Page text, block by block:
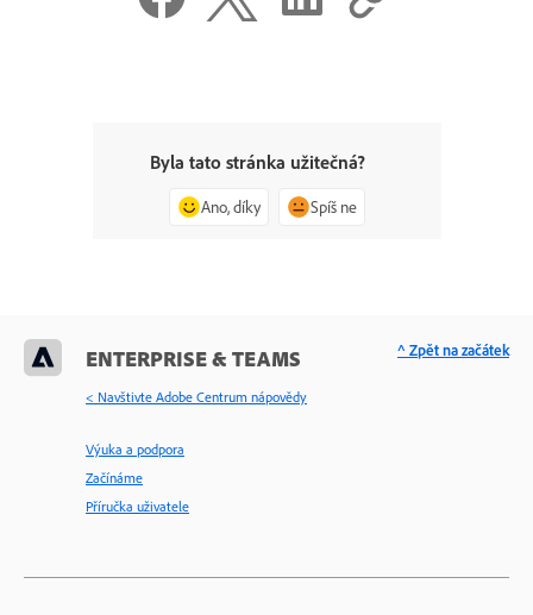
Byla tato stránka užitečná?
Ano, díky Spíš ne
ENTERPRISE & TEAMS
< Navštivte Adobe Centrum nápovědy
Výuka a podpora
Začínáme
Příručka uživatele
^ Zpět na začátek